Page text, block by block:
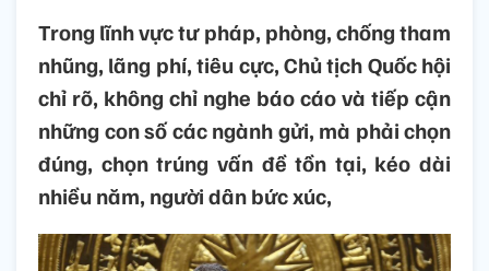
Trong lĩnh vực tư pháp, phòng, chống tham
nhũng, lãng phí, tiêu cực, Chủ tịch Quốc hội
chỉ rõ, không chỉ nghe báo cáo và tiếp cận
những con số các ngành gửi, mà phải chọn
đúng, chọn trúng vấn đề tồn tại, kéo dài
nhiều năm, người dân bức xúc,